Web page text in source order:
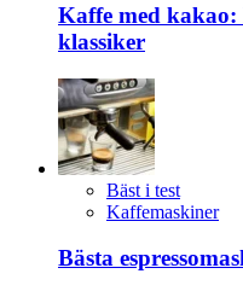
Kaffe med
klassiker
Bäst i test
Kaffemaskiner
Bästa